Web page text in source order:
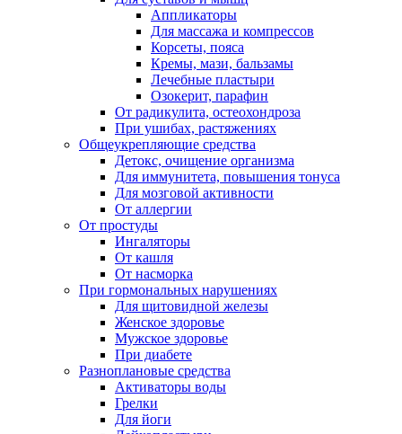
Аппликаторы
Для массажа и компрессов
Корсеты, пояса
Кремы, мази, бальзамы
Лечебные пластыри
Озокерит, парафин
От радикулита, остеохондроза
При ушибах, растяжениях
Общеукрепляющие средства
Детокс, очищение организма
Для иммунитета, повышения тонуса
Для мозговой активности
От аллергии
От простуды
Ингаляторы
От кашля
От насморка
При гормональных нарушениях
Для щитовидной железы
Женское здоровье
Мужское здоровье
При диабете
Разноплановые средства
Активаторы воды
Грелки
Для йоги